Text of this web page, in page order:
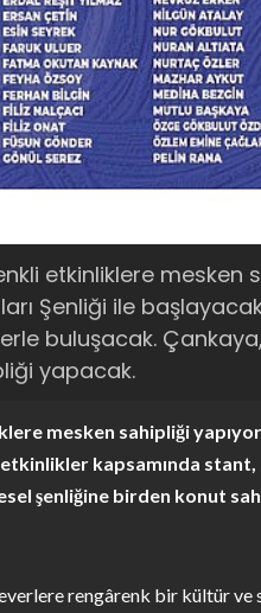
etkinliklere mesken
Şenliği ile
buluşacak.
yapacak.
mesken sahipliği
kapsamında
şenliğine birden konut
rengârenk bir kültür ve